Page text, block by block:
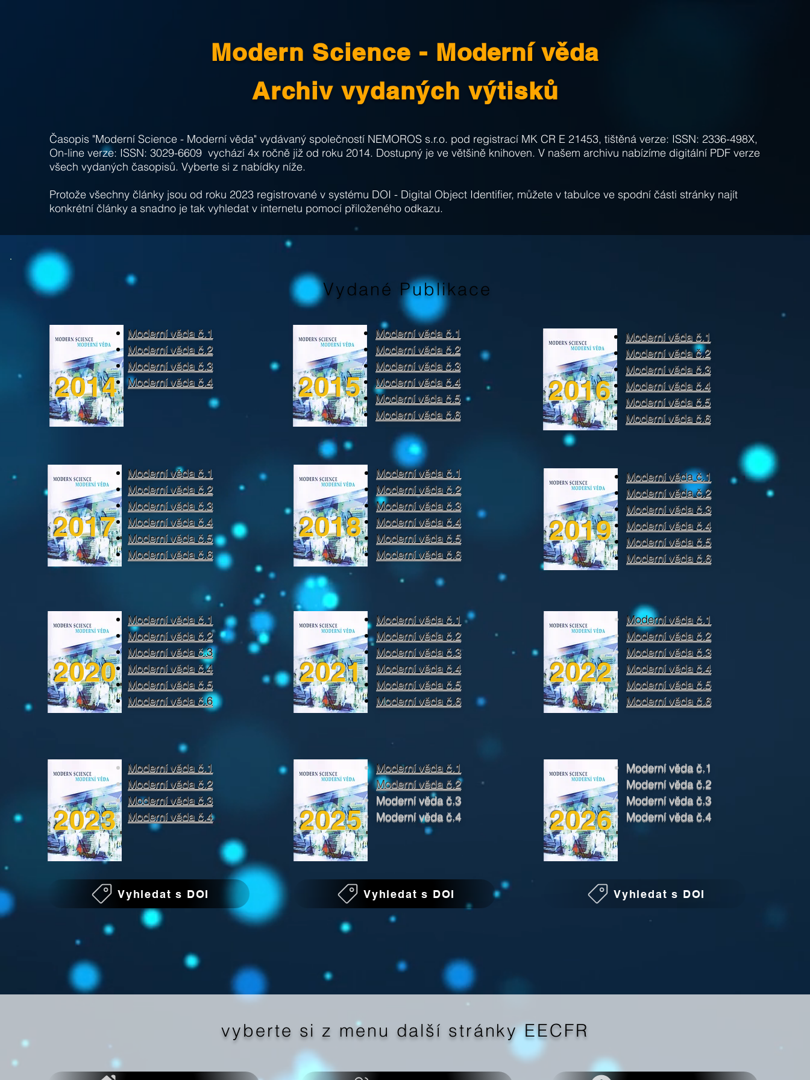
Modern Science - Modernívěda
Archiv vydaných výtisků
Časopis "Moderní Science - Moderní věda" vydávaný společností NEMOROS s.r.o. pod registrací MK CR E 21453, tištěná verze: ISSN: 2336-498X,
On-line verze: ISSN: 3029-6609 vychází 4x ročně již od roku 2014. Dostupný je ve většině knihoven. V našem archivu nabízíme digitální PDF verze
všech vydaných časopisů. Vyberte si z nabídky níže.
Protože všechny články jsou od roku 2023 registrované v systému DOI - Digital Object Identifier, můžete v tabulce ve spodní části stránky najít
konkrétní články a snadno je tak vyhledat v internetu pomocí přiloženého odkazu.
Vydané Publikace
2014
Moderní věda č.1
Moderní věda č.2
Moderní věda č.3
Moderní věda č.4
2015
Moderní věda č.1
Moderní věda č.2
Moderní věda č.3
Moderní věda č.4
Moderní věda č.5
Moderní věda č.6
2016
Moderní věda č.1
Moderní věda č.2
Moderní věda č.3
Moderní věda č.4
Moderní věda č.5
Moderní věda č.6
2017
Moderní věda č.1
Moderní věda č.2
Moderní věda č.3
Moderní věda č.4
Moderní věda č.5
Moderní věda č.6
2018
Moderní věda č.1
Moderní věda č.2
Moderní věda č.3
Moderní věda č.4
Moderní věda č.5
Moderní věda č.6
2019
Moderní věda č.1
Moderní věda č.2
Moderní věda č.3
Moderní věda č.4
Moderní věda č.5
Moderní věda č.6
2020
Moderní věda č.1
Moderní věda č.2
Moderní věda č.3
Moderní věda č.4
Moderní věda č.5
Moderní věda č.6
2021
Moderní věda č.1
Moderní věda č.2
Moderní věda č.3
Moderní věda č.4
Moderní věda č.5
Moderní věda č.6
2022
Moderní věda č.1
Moderní věda č.2
Moderní věda č.3
Moderní věda č.4
Moderní věda č.5
Moderní věda č.6
2023
Moderní věda č.1
Moderní věda č.2
Moderní věda č.3
Moderní věda č.4
Vyhledat s DOI
2025
Moderní věda č.1
Moderní věda č.2
Moderní věda č.3
Moderní věda č.4
Vyhledat s DOI
2026
Moderní věda č.1
Moderní věda č.2
Moderní věda č.3
Moderní věda č.4
Vyhledat s DOI
vyberte si z menu další stránky EECFR